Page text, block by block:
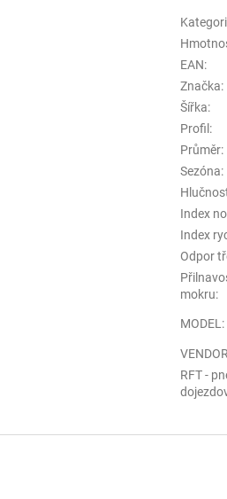
EAN:
Značka:
Šířka:
Profil :
Průměr:
Sezóna:
Index
Index
Odpor
mokru:
MODEL :
RFT -